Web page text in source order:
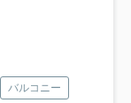
バルコニー